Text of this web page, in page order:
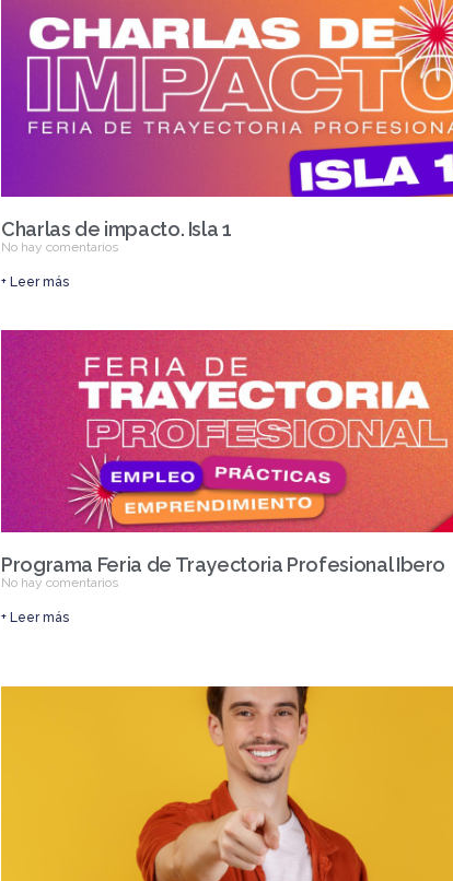
Charlas de impacto. Isla 1
No hay comentarios
+ Leer más
Programa Feria de Trayectoria Profesional Ibero
No hay comentarios
+ Leer más